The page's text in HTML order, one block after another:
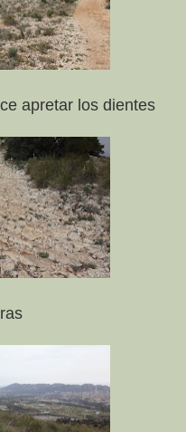
apretar los dientes